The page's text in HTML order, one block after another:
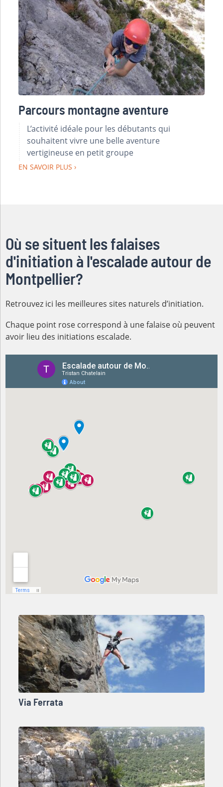
Parcours montagne aventure
L’activité idéale pour les débutants qui
souhaitent vivre une belle aventure
vertigineuse en petit groupe
EN SAVOIR PLUS
Où se situent les falaises
d'initiation à l'escalade autour de
Montpellier?
Retrouvez ici les meilleures sites naturels d’initiation.
Chaque point rose correspond à une falaise où peuvent
avoir lieu des initiations escalade.
Via Ferrata